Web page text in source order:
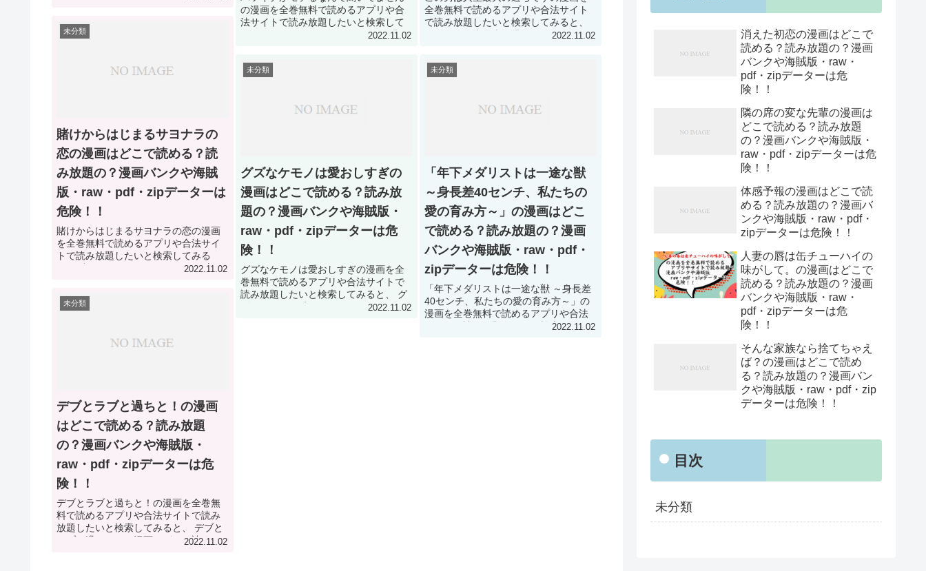
や読み放題で読める合法...
の漫画を全巻無料で読めるアプリや合
法サイトで読み放題したいと検索して
みると、 バツイチがモテるなんて聞い
た結果！ バツイチがモ...
2022.11.02
全巻無料で読めるアプリや合法サイト
で読み放題したいと検索してみると、
この男は人生最大の過ちですの漫画は
人生最大の過ちですの...
2022.11.02
未分類
賭けからはじまるサヨナラの
恋の漫画はどこで読める？読
み放題の？漫画バンクや海賊
版・raw・pdf・zipデーターは
危険！！
賭けからはじまるサヨナラの恋の漫画
を全巻無料で読めるアプリや合法サイ
トで読み放題したいと検索してみる
と、 賭けからはじまるサヨナラの恋の
けからはじまるサヨナラ...
2022.11.02
未分類
グズなケモノは愛おしすぎの
漫画はどこで読める？読み放
題の？漫画バンクや海賊版・
raw・pdf・zipデーターは危
険！！
グズなケモノは愛おしすぎの漫画を全
巻無料で読めるアプリや合法サイトで
読み放題したいと検索してみると、 グ
ズなケモノは愛おしすぎの漫画はどこ
2022.11.02
未分類
「年下メダリストは一途な獣
～身長差40センチ、私たちの
愛の育み方～」の漫画はどこ
で読める？読み放題の？漫画
バンクや海賊版・raw・pdf・
zipデーターは危険！！
「年下メダリストは一途な獣 ～身長差
40センチ、私たちの愛の育み方～」の
漫画を全巻無料で読めるアプリや合法
サイトで読み放題したいと検索してみ
2022.11.02
未分類
デブとラブと過ちと！の漫画
はどこで読める？読み放題
の？漫画バンクや海賊版・
raw・pdf・zipデーターは危
険！！
デブとラブと過ちと！の漫画を全巻無
料で読めるアプリや合法サイトで読み
放題したいと検索してみると、 デブと
ラブと過ちと！の漫画はどこで読め
2022.11.02
消えた初恋の漫画はどこで
読める？読み放題の？漫画
バンクや海賊版・raw・
pdf・zipデーターは危
険！！
隣の席の変な先輩の漫画は
どこで読める？読み放題
の？漫画バンクや海賊版・
raw・pdf・zipデーターは危
険！！
体感予報の漫画はどこで読
める？読み放題の？漫画バ
ンクや海賊版・raw・pdf・
zipデーターは危険！！
人妻の唇は缶チューハイの
味がして。の漫画はどこで
読める？読み放題の？漫画
バンクや海賊版・raw・
pdf・zipデーターは危
険！！
そんな家族なら捨てちゃえ
ば？の漫画はどこで読め
る？読み放題の？漫画バン
クや海賊版・raw・pdf・zip
データーは危険！！
目次
未分類